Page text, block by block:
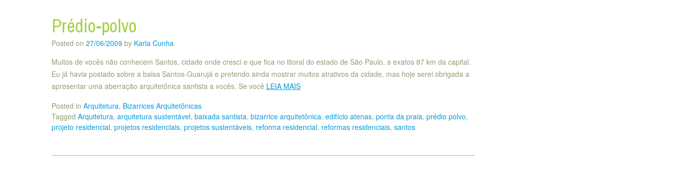
Prédio-polvo
Posted on 27/06/2009 by Karla Cunha
Muitos de vocês não conhecem Santos, cidade onde cresci e que fica no litoral do estado de São Paulo, a exatos 87 km da capital.
Eu já havia postado sobre a balsa Santos-Guarujá e pretendo ainda mostrar muitos atrativos da cidade, mas hoje serei obrigada a
apresentar uma aberração arquitetônica santista a vocês. Se você LEIA MAIS
Posted in Arquitetura, Bizarrices Arquitetônicas
Tagged Arquitetura, arquitetura sustentável, baixada santista, bizarrice arquitetônica, edifício atenas, ponta da praia, prédio polvo,
projeto residencial, projetos residenciais, projetos sustentáveis, reforma residencial, reformas residenciais, santos